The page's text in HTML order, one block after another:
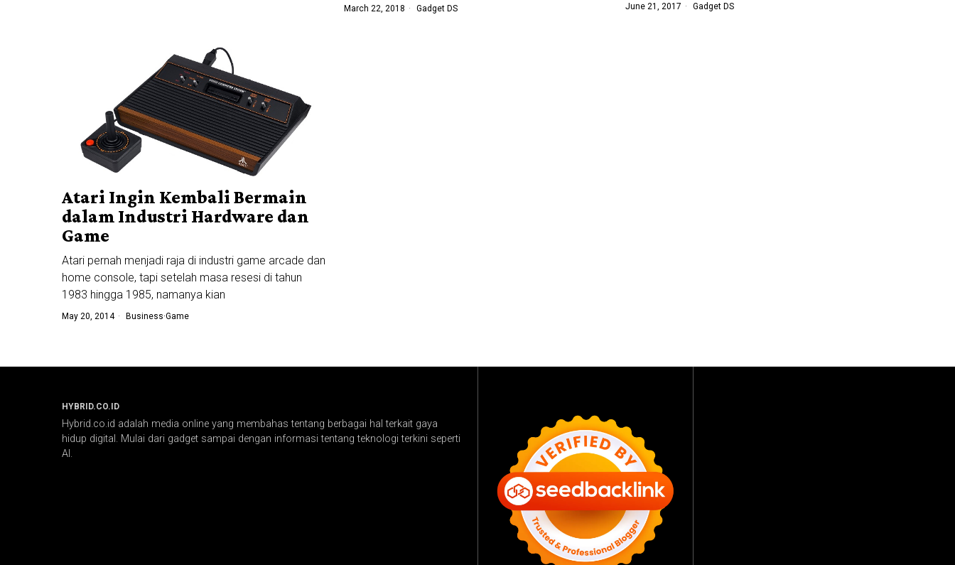
March 22, 2018 Gadget DS June 21, 2017 Gadget DS
Atari Ingin Kembali Bermain
dalam Industri Hardware dan
Game
Atari pernah menjadi raja di industri game arcade dan
home console, tapi setelah masa resesi di tahun
1983 hingga 1985, namanya kian
May 20, 2014 Business·Game
HYBRID.CO.ID
Hybrid.co.id adalah media online yang membahas tentang berbagai hal terkait gaya
hidup digital. Mulai dari gadget sampai dengan informasi tentang teknologi terkini seperti
AI.